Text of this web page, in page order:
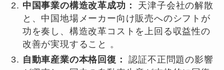
中国事業の構造改革成功：
天津子会社の解散
と、中国地場メーカー向け販売へのシフトが
功を奏し、構造改革コストを上回る収益性の
改善が実現すること 。
自動車産業の本格回復：
認証不正問題の影響